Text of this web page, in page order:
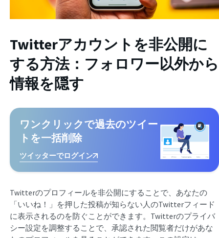
Twitterアカウントを非公開に
する方法：フォロワー以外から
情報を隠す
ワンクリックで過去のツイー
トを一括削除
ツイッターでログイン
Twitterのプロフィールを非公開にすることで、あなたの
「いいね！」を押した投稿が知らない人のTwitterフィード
に表示されるのを防ぐことができます。Twitterのプライバ
シー設定を調整することで、承認された閲覧者だけがあな